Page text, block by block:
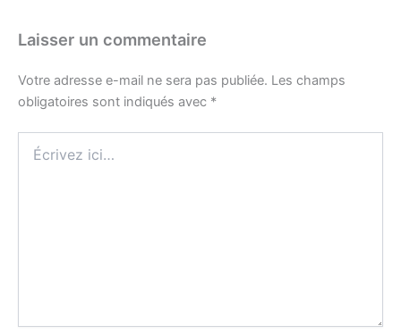
Laisser un commentaire
Votre adresse e-mail ne sera pas publiée. Les champs
obligatoires sont indiqués avec *
ici…